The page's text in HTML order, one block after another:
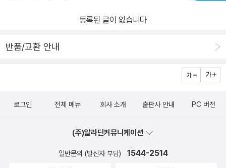
등록된 글이 없습니다
반품/교환 안내
로그인 전체 메뉴 회사 소개 출판사 안내 PC 버전
(주)알라딘커뮤니케이션
일반문의 (발신자 부담) 1544-2514